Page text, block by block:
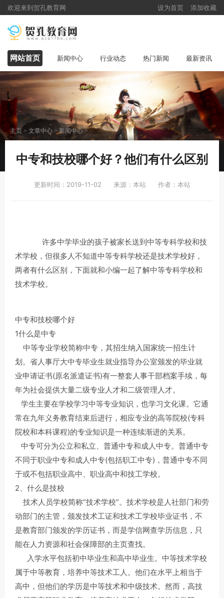
欢迎来到贺孔教育网 设为首页 添加收藏
网站首页 新闻中心 行业动态 热门新闻 最新资讯
主页 > 文章中心 >新闻中心>
中专和技校哪个好？他们有什么区别
更新时间：2019-11-02 来源：本站 作者：本站
许多中学毕业的孩子被家长送到中等专科学校和技
术学校，但很多人不知道中等专科学校还是技术学校好，
两者有什么区别，下面就和小编一起了解中等专科学校和
技术学校。
中专和技校哪个好
1什么是中专
中等专业学校简称中专，其招生纳入国家统一招生计
划。省人事厅大中专毕业生就业指导办公室颁发的毕业就
业申请证书(原名派遣证书)有一整套人事干部档案手续，每
年为社会提供大量二级专业人才和二级管理人才。
学生主要在学校学习中等专业知识，也学习文化课。它通
常在九年义务教育结束后进行，相应专业的高等院校(专科
院校和本科课程)的专业知识是一种连续渐进的关系。
中专可分为公立和私立、普通中专和成人中专。普通中专
不同于职业中专和成人中专(包括职工中专)，普通中专不同
于或不包括职业高中、职业高中和技工学校。
2、什么是技校
技术人员学校简称“技术学校”。技术学校是人社部门和劳
动部门的主管，颁发技术工证和技术工学校毕业证书，不
是教育部门颁发的学历证书，而是学信网查学历信息，只
能在人力资源和社会保障部的主页查找。
入学水平包括初中毕业生和高中毕业生。中等技术学校
属于中等教育，培养中等技术工人。他们在水平上相当于
高中，但他们的学历是中等技术和中级技术。然而，高技